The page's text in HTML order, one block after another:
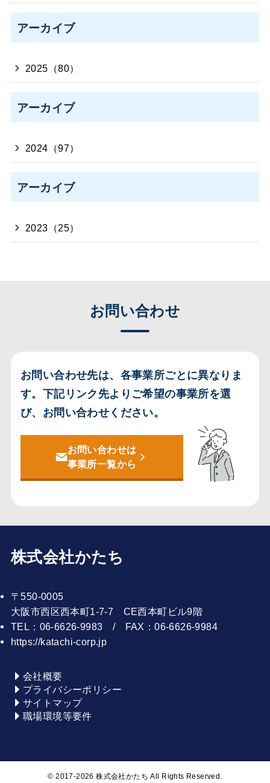
アーカイブ
2025（80）
アーカイブ
2024（97）
アーカイブ
2023（25）
お問い合わせ
お問い合わせ先は、各事業所ごとに異なりま
す。 下記リンク先よりご希望の事業所を選
び、お問い合わせください。
お問い合わせは
事業所一覧から
株式会社かたち
〒550-0005
大阪市西区西本町1-7-7 CE西本町ビル9階
TEL：06-6626-9983 / FAX：06-6626-9984
https://katachi-corp.jp
会社概要
プライバシーポリシー
サイトマップ
職場環境等要件
© 2017-2026 株式会社かたち All Rights Reserved.